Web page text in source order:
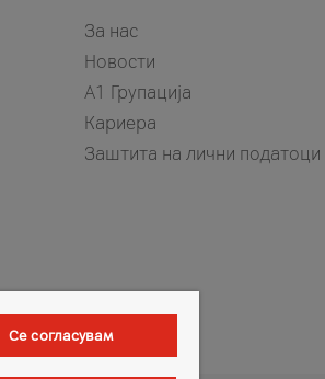
За нас
Новости
А1 Групација
Кариера
Заштита на лични податоци
Се согласувам